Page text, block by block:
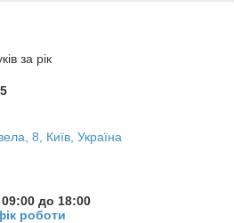
за рік
8, Київ, Україна
до 18:00
роботи